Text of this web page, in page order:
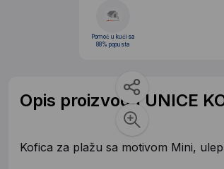
Pomoć u kući sa
88% popusta
Opis proizvoda UNICE
Kofica za plažu sa motivom Mini,